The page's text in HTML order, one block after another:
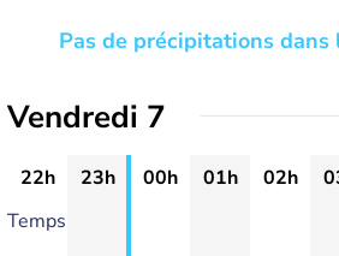
Pas de précipitations dans
Vendredi 7
22h 23h 00h 01h 02h
Temps